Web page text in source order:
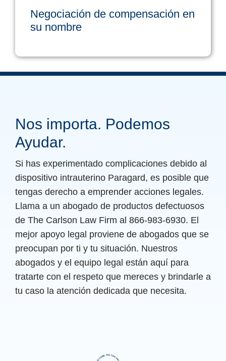
Negociación de compensación en
su nombre
Nos importa. Podemos
Ayudar.
Si has experimentado complicaciones debido al
dispositivo intrauterino Paragard, es posible que
tengas derecho a emprender acciones legales.
Llama a un abogado de productos defectuosos
de The Carlson Law Firm al 866-983-6930. El
mejor apoyo legal proviene de abogados que se
preocupan por ti y tu situación. Nuestros
abogados y el equipo legal están aquí para
tratarte con el respeto que mereces y brindarle a
tu caso la atención dedicada que necesita.